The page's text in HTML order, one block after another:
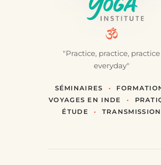
"Practice, practice, practice
everyday"
SÉMINAIRES •
VOYAGES EN INDE
•
ÉTUDE
• TRANSMISSION